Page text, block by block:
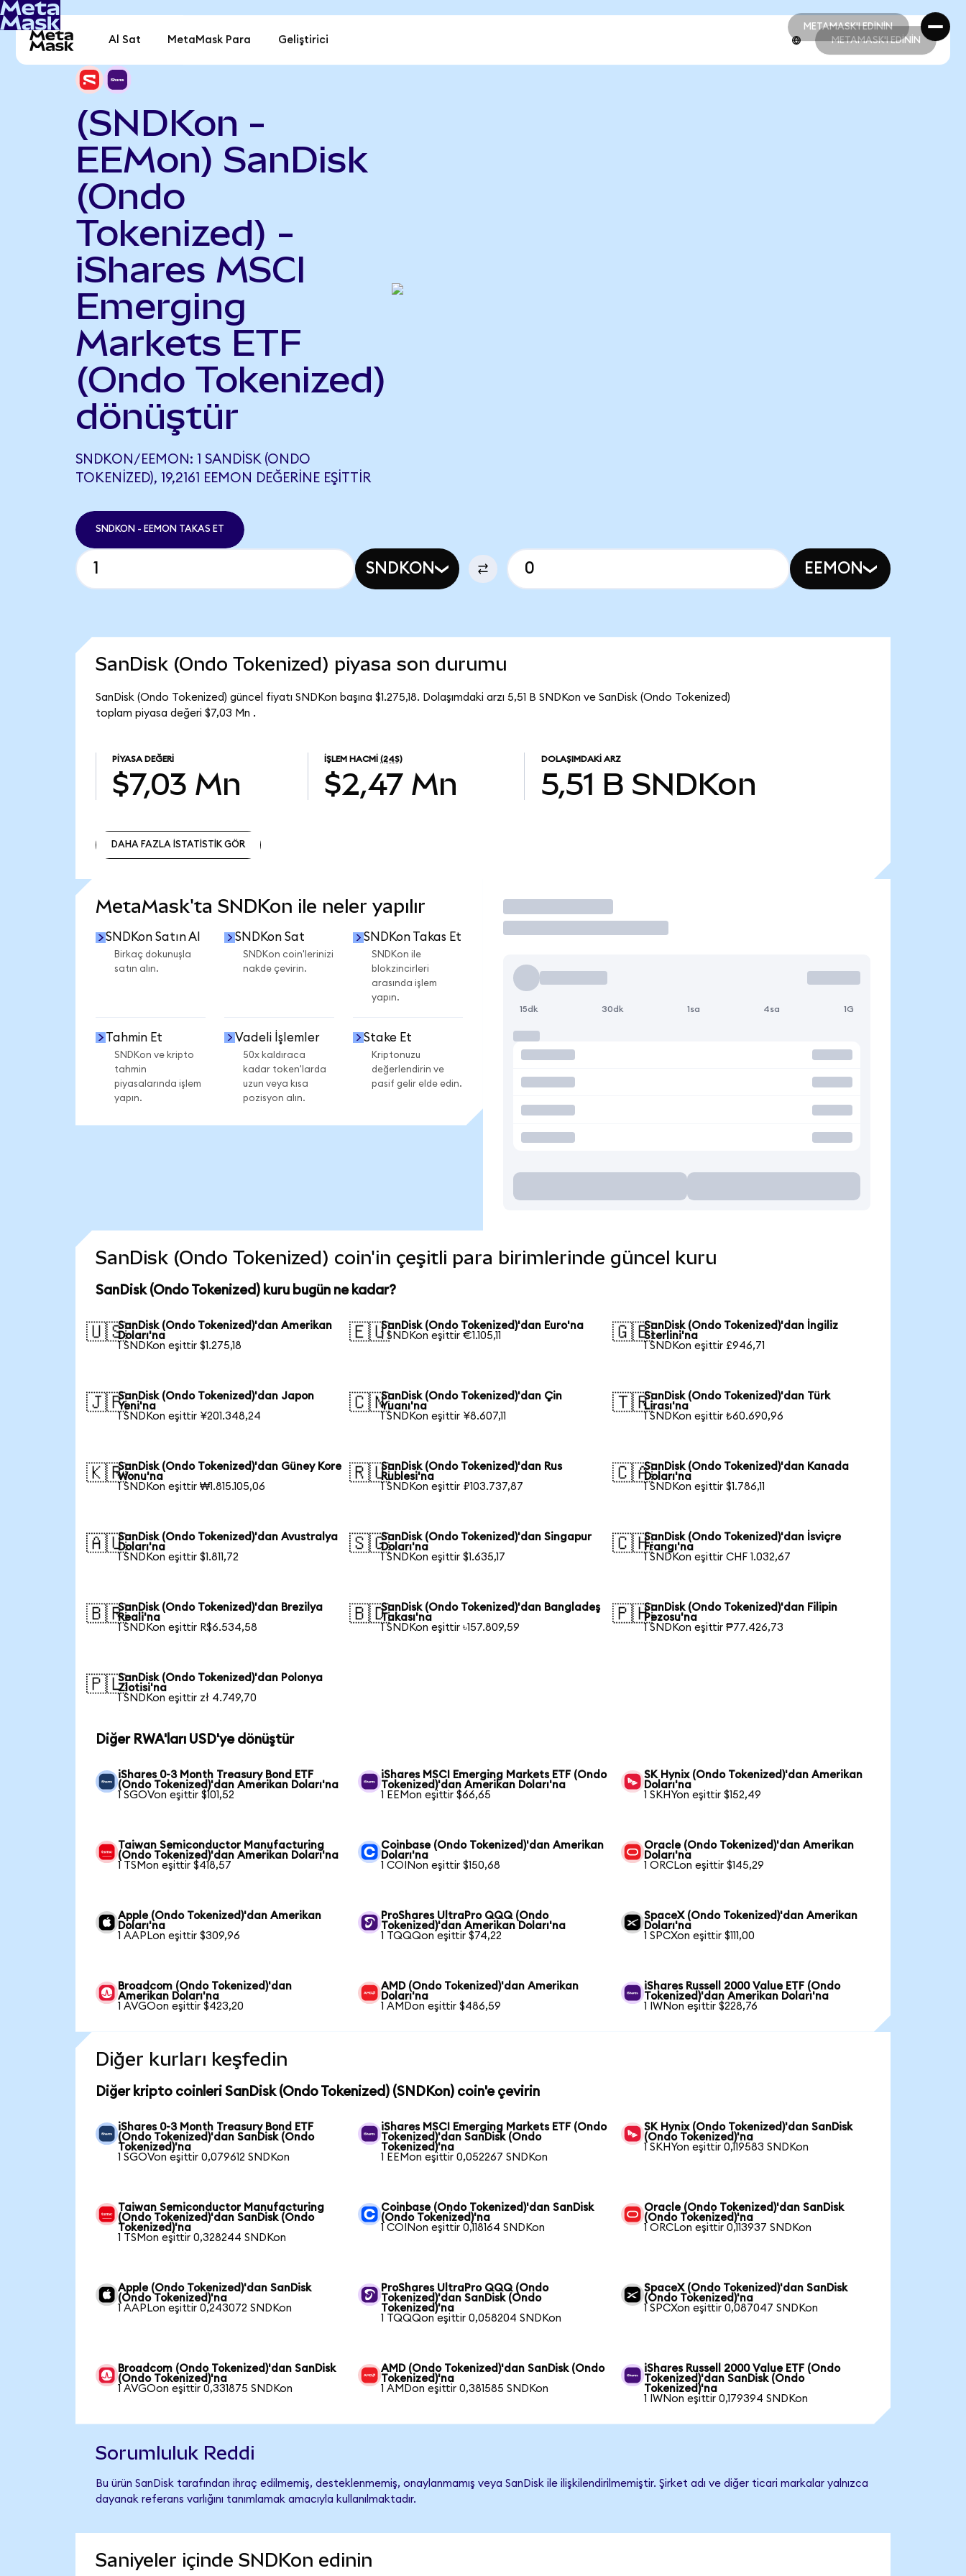
METAMASK'I EDİNİN
METAMASK'I EDİNİN
Al Sat MetaMask Para Geliştirici METAMASK'I EDİNİN
(SNDKon -
EEMon) SanDisk
(Ondo
Tokenized) -
iShares MSCI
Emerging
Markets ETF
(Ondo Tokenized)
dönüştür
SNDKON/EEMON: 1 SANDISK (ONDO
TOKENIZED), 19,2161 EEMON DEĞERINE EŞITTIR
SNDKON - EEMON TAKAS ET
SNDKON EEMON
SanDisk (Ondo Tokenized) piyasa son durumu
SanDisk (Ondo Tokenized) güncel fiyatı SNDKon başına $1.275,18. Dolaşımdaki arzı 5,51 B SNDKon ve SanDisk (Ondo Tokenized)
toplam piyasa değeri $7,03 Mn .
PIYASA DEĞERI
$7,03 Mn
İŞLEM HACMI (24S)
$2,47 Mn
DOLAŞIMDAKI ARZ
5,51 B SNDKon
DAHA FAZLA İSTATİSTİK GÖR
MetaMask'ta SNDKon ile neler yapılır
SNDKon Satın Al
Birkaç dokunuşla
satın alın.
SNDKon Sat
SNDKon coin'lerinizi
nakde çevirin.
SNDKon Takas Et
SNDKon ile
blokzincirleri
arasında işlem
yapın.
Tahmin Et
SNDKon ve kripto
tahmin
piyasalarında işlem
yapın.
Vadeli İşlemler
50x kaldıraca
kadar token'larda
uzun veya kısa
pozisyon alın.
Stake Et
Kriptonuzu
değerlendirin ve
pasif gelir elde edin.
İşlem Yap
15dk 30dk 1sa 4sa 1G
SanDisk (Ondo Tokenized) coin'in çeşitli para birimlerinde güncel kuru
SanDisk (Ondo Tokenized) kuru bugün ne kadar?
🇺🇸SanDisk (Ondo Tokenized)'dan Amerikan
Doları'na
1 SNDKon eşittir $1.275,18
🇪🇺SanDisk (Ondo Tokenized)'dan Euro'na
1 SNDKon eşittir €1.105,11
🇬🇧SanDisk (Ondo Tokenized)'dan İngiliz
Sterlini'na
1 SNDKon eşittir £946,71
🇯🇵SanDisk (Ondo Tokenized)'dan Japon
Yeni'na
1 SNDKon eşittir ¥201.348,24
🇨🇳SanDisk (Ondo Tokenized)'dan Çin
Yuanı'na
1 SNDKon eşittir ¥8.607,11
🇹🇷SanDisk (Ondo Tokenized)'dan Türk
Lirası'na
1 SNDKon eşittir ₺60.690,96
🇰🇷SanDisk (Ondo Tokenized)'dan Güney Kore
Wonu'na
1 SNDKon eşittir ₩1.815.105,06
🇷🇺SanDisk (Ondo Tokenized)'dan Rus
Rublesi'na
1 SNDKon eşittir ₽103.737,87
🇨🇦SanDisk (Ondo Tokenized)'dan Kanada
Doları'na
1 SNDKon eşittir $1.786,11
🇦🇺SanDisk (Ondo Tokenized)'dan Avustralya
Doları'na
1 SNDKon eşittir $1.811,72
🇸🇬SanDisk (Ondo Tokenized)'dan Singapur
Doları'na
1 SNDKon eşittir $1.635,17
🇨🇭SanDisk (Ondo Tokenized)'dan İsviçre
Frangı'na
1 SNDKon eşittir CHF 1.032,67
🇧🇷SanDisk (Ondo Tokenized)'dan Brezilya
Reali'na
1 SNDKon eşittir R$6.534,58
🇧🇩SanDisk (Ondo Tokenized)'dan Bangladeş
Takası'na
1 SNDKon eşittir ৳157.809,59
🇵🇭SanDisk (Ondo Tokenized)'dan Filipin
Pezosu'na
1 SNDKon eşittir ₱77.426,73
🇵🇱SanDisk (Ondo Tokenized)'dan Polonya
Zlotisi'na
1 SNDKon eşittir zł 4.749,70
Diğer RWA'ları USD'ye dönüştür
iShares 0-3 Month Treasury Bond ETF
(Ondo Tokenized)'dan Amerikan Doları'na
1 SGOVon eşittir $101,52
iShares MSCI Emerging Markets ETF (Ondo
Tokenized)'dan Amerikan Doları'na
1 EEMon eşittir $66,65
SK Hynix (Ondo Tokenized)'dan Amerikan
Doları'na
1 SKHYon eşittir $152,49
Taiwan Semiconductor Manufacturing
(Ondo Tokenized)'dan Amerikan Doları'na
1 TSMon eşittir $418,57
Coinbase (Ondo Tokenized)'dan Amerikan
Doları'na
1 COINon eşittir $150,68
Oracle (Ondo Tokenized)'dan Amerikan
Doları'na
1 ORCLon eşittir $145,29
Apple (Ondo Tokenized)'dan Amerikan
Doları'na
1 AAPLon eşittir $309,96
ProShares UltraPro QQQ (Ondo
Tokenized)'dan Amerikan Doları'na
1 TQQQon eşittir $74,22
SpaceX (Ondo Tokenized)'dan Amerikan
Doları'na
1 SPCXon eşittir $111,00
Broadcom (Ondo Tokenized)'dan
Amerikan Doları'na
1 AVGOon eşittir $423,20
AMD (Ondo Tokenized)'dan Amerikan
Doları'na
1 AMDon eşittir $486,59
iShares Russell 2000 Value ETF (Ondo
Tokenized)'dan Amerikan Doları'na
1 IWNon eşittir $228,76
Diğer kurları keşfedin
Diğer kripto coinleri SanDisk (Ondo Tokenized) (SNDKon) coin'e çevirin
iShares 0-3 Month Treasury Bond ETF
(Ondo Tokenized)'dan SanDisk (Ondo
Tokenized)'na
1 SGOVon eşittir 0,079612 SNDKon
iShares MSCI Emerging Markets ETF (Ondo
Tokenized)'dan SanDisk (Ondo
Tokenized)'na
1 EEMon eşittir 0,052267 SNDKon
SK Hynix (Ondo Tokenized)'dan SanDisk
(Ondo Tokenized)'na
1 SKHYon eşittir 0,119583 SNDKon
Taiwan Semiconductor Manufacturing
(Ondo Tokenized)'dan SanDisk (Ondo
Tokenized)'na
1 TSMon eşittir 0,328244 SNDKon
Coinbase (Ondo Tokenized)'dan SanDisk
(Ondo Tokenized)'na
1 COINon eşittir 0,118164 SNDKon
Oracle (Ondo Tokenized)'dan SanDisk
(Ondo Tokenized)'na
1 ORCLon eşittir 0,113937 SNDKon
Apple (Ondo Tokenized)'dan SanDisk
(Ondo Tokenized)'na
1 AAPLon eşittir 0,243072 SNDKon
ProShares UltraPro QQQ (Ondo
Tokenized)'dan SanDisk (Ondo
Tokenized)'na
1 TQQQon eşittir 0,058204 SNDKon
SpaceX (Ondo Tokenized)'dan SanDisk
(Ondo Tokenized)'na
1 SPCXon eşittir 0,087047 SNDKon
Broadcom (Ondo Tokenized)'dan SanDisk
(Ondo Tokenized)'na
1 AVGOon eşittir 0,331875 SNDKon
AMD (Ondo Tokenized)'dan SanDisk (Ondo
Tokenized)'na
1 AMDon eşittir 0,381585 SNDKon
iShares Russell 2000 Value ETF (Ondo
Tokenized)'dan SanDisk (Ondo
Tokenized)'na
1 IWNon eşittir 0,179394 SNDKon
Sorumluluk Reddi
Bu ürün SanDisk tarafından ihraç edilmemiş, desteklenmemiş, onaylanmamış veya SanDisk ile ilişkilendirilmemiştir. Şirket adı ve diğer ticari markalar yalnızca
dayanak referans varlığını tanımlamak amacıyla kullanılmaktadır.
Saniyeler içinde SNDKon edinin